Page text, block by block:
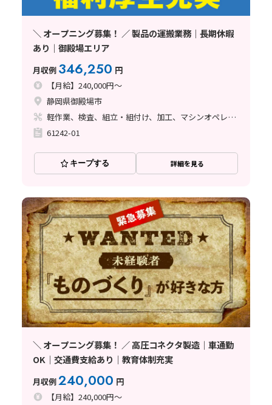
＼ オープニング募集！ ／ 製品の運搬業務｜長期休暇
あり｜御殿場エリア
月収例 346,250 円
【月給】240,000円～
静岡県御殿場市
軽作業、検査、組立・組付け、加工、マシンオペレーター、立ち作業
61242-01
キープする 詳細を見る
＼ オープニング募集！ ／ 高圧コネクタ製造｜車通勤
OK｜交通費支給あり｜教育体制充実
月収例240,000 円
【月給】240,000円～